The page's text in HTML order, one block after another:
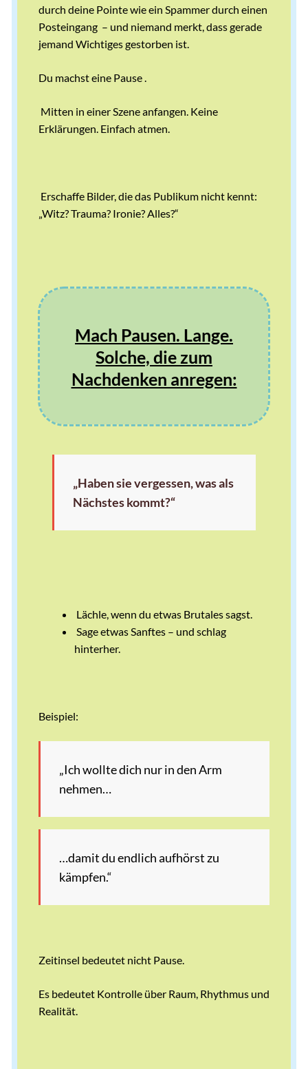
durch deine Pointe wie ein Spammer durch einen
Posteingang – und niemand merkt, dass gerade
jemand Wichtiges gestorben ist.
Du machst eine Pause .
Mitten in einer Szene anfangen. Keine
Erklärungen. Einfach atmen.
Erschaffe Bilder, die das Publikum nicht kennt:
„Witz? Trauma? Ironie? Alles?“
Mach Pausen. Lange.
Solche, die zum
Nachdenken anregen:
„Haben sie vergessen, was als
Nächstes kommt?“
Lächle, wenn du etwas Brutales sagst.
Sage etwas Sanftes – und schlag
hinterher.
Beispiel:
„Ich wollte dich nur in den Arm
nehmen…
…damit du endlich aufhörst zu
kämpfen.“
Zeitinsel bedeutet nicht Pause.
Es bedeutet Kontrolle über Raum, Rhythmus und
Realität.